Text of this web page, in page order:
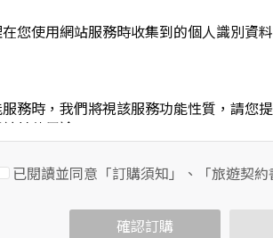
您使用網站服務時收集到的個人識別
務時，我們將視該服務功能性質，請您
其他用途。
功能時，會保留您所提供的姓名、電子
包括您使用連線設備的IP位址、使用時
內容進行統計與分析，分析結果之統計
已閱讀並同意「訂購須知」、「旅遊契
確認訂購